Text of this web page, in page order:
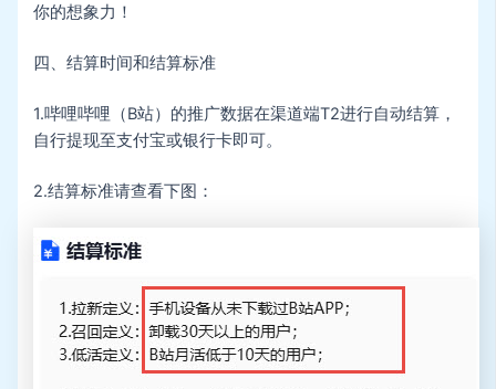
你的想象力！
四、结算时间和结算标准
1.哔哩哔哩（B站）的推广数据在渠道端T2进行自动结算，
自行提现至支付宝或银行卡即可。
2.结算标准请查看下图：